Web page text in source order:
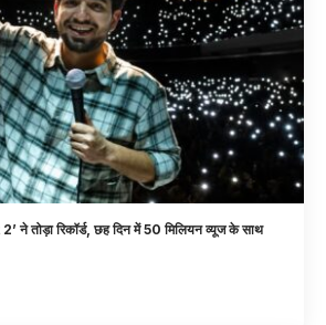
तोड़ा रिकॉर्ड, छह दिन में 50 मिलियन व्यूज के साथ